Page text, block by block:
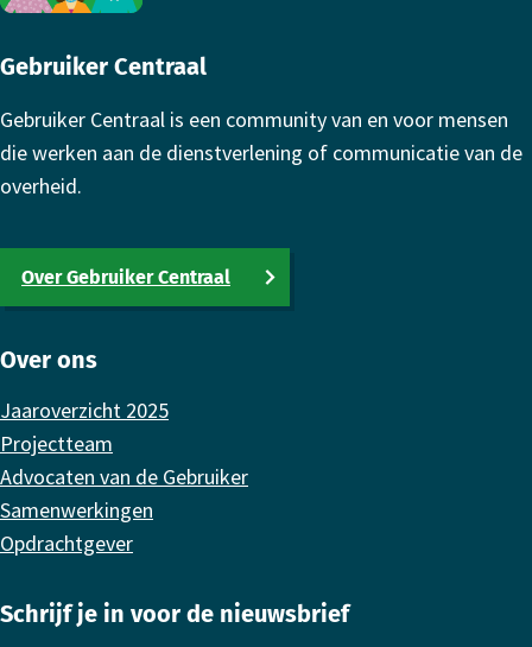
Gebruiker Centraal
Gebruiker Centraal is een community van en voor mensen
die werken aan de dienstverlening of communicatie van de
overheid.
Over Gebruiker Centraal
Over ons
Jaaroverzicht 2025
Projectteam
Advocaten van de Gebruiker
Samenwerkingen
Opdrachtgever
Schrijf je in voor de nieuwsbrief